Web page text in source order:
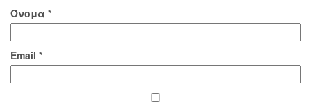
Όνομα *
Email *